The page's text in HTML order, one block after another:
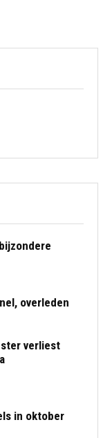
overleden
verliest
in oktober